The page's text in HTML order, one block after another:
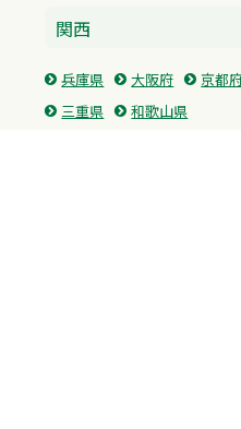
関西
兵庫県 大阪府 京都
三重県
和歌山県